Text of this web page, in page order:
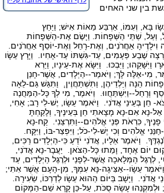
בין שני האחים
בָּא, וְעִמּוֹ, אַרְבַּע מֵאוֹת אִישׁ; וַיַּחַץ
וְעַל, שְׁתֵּי הַשְּׁפָחוֹת. וַיָּשֶׂם אֶת-הַשְּׁפָחוֹת
אַחֲרֹנִים, וְאֶת-רָחֵל וְאֶת-יוֹסֵף אַחֲרֹנִים.
שֶׁבַע פְּעָמִים, עַד-גִּשְׁתּוֹ עַד-אָחִיו. וַיָּרָץ עֵשָׂו
וַיִּשָּׁקֵהוּ; וַיִּבְכּוּ. וַיִּשָּׂא אֶת-עֵינָיו, וַיַּרְא
מִי-אֵלֶּה לָּךְ; וַיֹּאמַר--הַיְלָדִים, אֲשֶׁר-חָנַן
הֵנָּה וְיַלְדֵיהֶן, וַתִּשְׁתַּחֲוֶיןָ. וַתִּגַּשׁ גַּם-לֵאָה
וְרָחֵל--וַיִּשְׁתַּחֲווּ. וַיֹּאמֶר, מִי לְךָ כָּל-הַמַּחֲנֶה
חֵן בְּעֵינֵי אֲדֹנִי. וַיֹּאמֶר עֵשָׂו, יֶשׁ-לִי רָב; אָחִי,
נָא אִם-נָא מָצָאתִי חֵן בְּעֵינֶיךָ, וְלָקַחְתָּ
פָנֶיךָ, כִּרְאֹת פְּנֵי אֱלֹהִים--וַתִּרְצֵנִי. קַח-נָא
אֱלֹהִים וְכִי יֶשׁ-לִי-כֹל; וַיִּפְצַר-בּוֹ, וַיִּקָּח.
וַיֹּאמֶר אֵלָיו, אֲדֹנִי יֹדֵעַ כִּי-הַיְלָדִים רַכִּים,
יוֹם אֶחָד, וָמֵתוּ כָּל-הַצֹּאן. יַעֲבָר-נָא אֲדֹנִי,
לְרֶגֶל הַמְּלָאכָה אֲשֶׁר-לְפָנַי וּלְרֶגֶל הַיְלָדִים, עַד
עֵשָׂו--אַצִּיגָה-נָּא עִמְּךָ, מִן-הָעָם אֲשֶׁר אִתִּי;
אֲדֹנִי. וַיָּשָׁב בַּיּוֹם הַהוּא עֵשָׂו לְדַרְכּוֹ, שֵׂעִירָה.
וּלְמִקְנֵהוּ עָשָׂה סֻכֹּת, עַל-כֵּן קָרָא שֵׁם-הַמָּקוֹם